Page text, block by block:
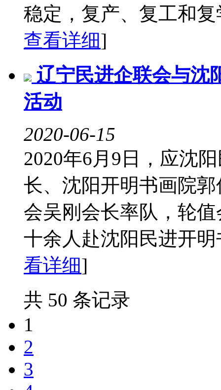
稳定，复产、复工和
查看详细]
辽宁民进企联会与沈
活动
2020-06-15
2020年6月9日，应沈
长、沈阳开明书画院
会吴刚会长率队，轮
十余人赴沈阳民进开
看详细]
共 50 条记录
1
2
3